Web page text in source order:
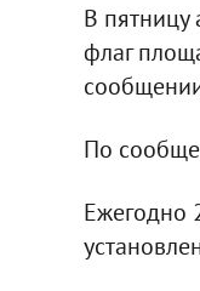
В пятницу
флаг
По
Ежегодно